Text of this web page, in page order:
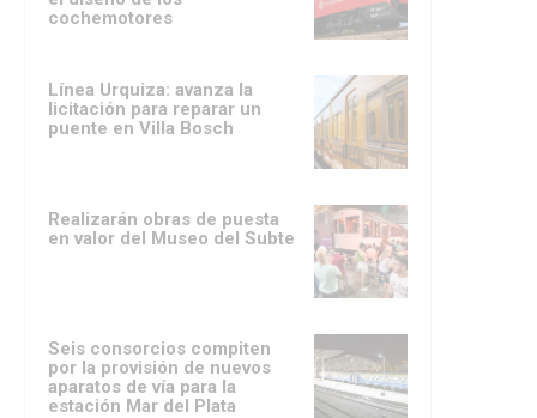
cochemotores
Línea Urquiza: avanza la
licitación para reparar un
puente en Villa Bosch
Realizarán obras de puesta
en valor del Museo del Subte
Seis consorcios compiten
por la provisión de nuevos
aparatos de vía para la
estación Mar del Plata